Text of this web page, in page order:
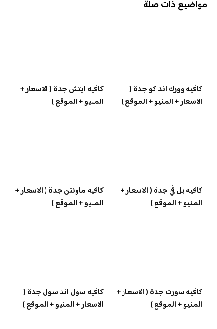
مواضيع ذات صلة
كافيه وورك اند كو جدة (
الاسعار + المنيو + الموقع )
كافيه ايتش جدة ( الاسعار +
المنيو + الموقع )
كافيه بل ڤي جدة ( الاسعار +
المنيو + الموقع )
كافيه ماونتن جدة ( الاسعار +
المنيو + الموقع )
كافيه سورت جدة ( الاسعار +
المنيو + الموقع )
كافيه سول اند سول جدة (
الاسعار + المنيو + الموقع )